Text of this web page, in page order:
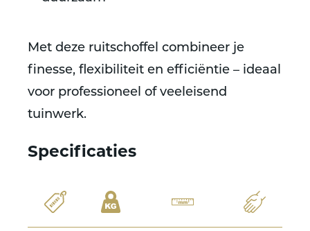
Met deze ruitschoffel combineer je
finesse, flexibiliteit en efficiëntie – ideaal
voor professioneel of veeleisend
tuinwerk.
Specificaties